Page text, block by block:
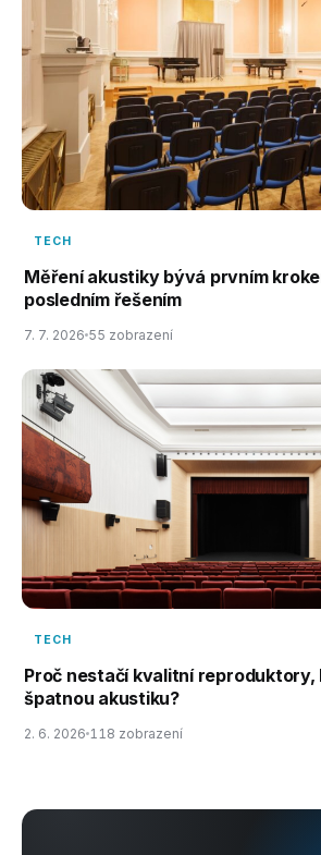
TECH
Měření akustiky bývá prvním
posledním řešením
7. 7. 2026 55 zobrazení
TECH
Proč nestačí kvalitní reproduktory,
špatnou akustiku?
2. 6. 2026 118 zobrazení